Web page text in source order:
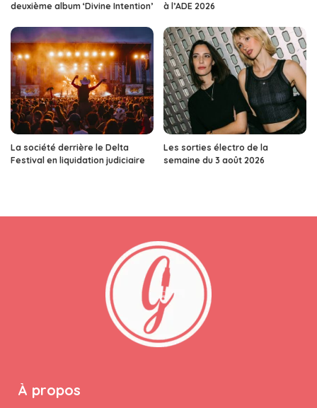
deuxième album ‘Divine Intention’
à l’ADE 2026
La société derrière le Delta
Festival en liquidation judiciaire
Les sorties électro de la
semaine du 3 août 2026
À propos